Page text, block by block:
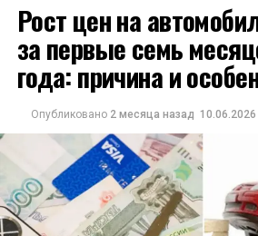
Рост цен на
за первые семь
года: причина и
Опубликовано 2 месяца назад 10.06.2026